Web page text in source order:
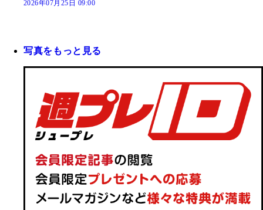
2026年07月25日 09:00
写真をもっと見る